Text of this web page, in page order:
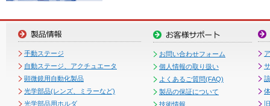
手動ステージ
自動ステージ、アクチュエータ
顕微鏡用自動化製品
光学部品(レンズ、ミラーなど)
光学部品用ホルダ
お問い合わせフォーム
個人情報の取り扱い
よくあるご質問(FAQ)
製品の保証について
技術情報